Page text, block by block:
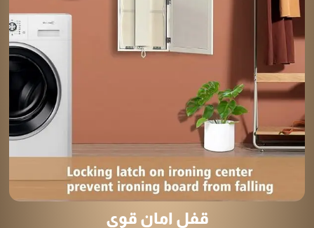
قفل امان قوي